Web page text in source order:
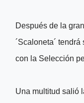
Después de la
´Scaloneta´
con la Selección
Una multitud salió